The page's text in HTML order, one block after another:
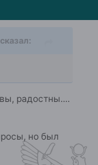
сказал:
радостны....
но был